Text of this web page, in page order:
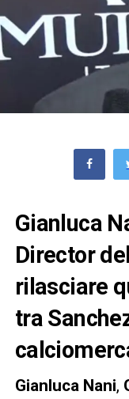
Gianluca
Director
rilasciare
tra
Gianluca Nani,